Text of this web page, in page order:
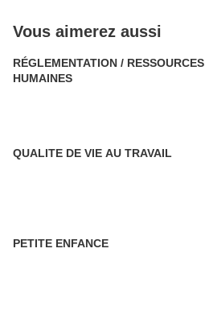
Vous aimerez aussi
RÉGLEMENTATION / RESSOURCES
HUMAINES
QUALITE DE VIE AU TRAVAIL
PETITE ENFANCE